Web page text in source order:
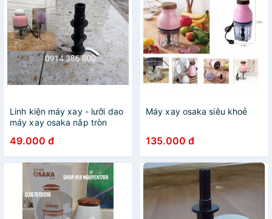
Linh kiện máy xay - lưỡi dao
máy xay osaka nắp tròn
49.000 đ
Máy xay osaka siêu khoẻ
135.000 đ